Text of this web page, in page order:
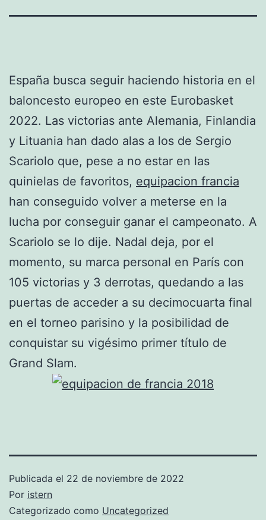
España busca seguir haciendo historia en el
baloncesto europeo en este Eurobasket
2022. Las victorias ante Alemania, Finlandia
y Lituania han dado alas a los de Sergio
Scariolo que, pese a no estar en las
quinielas de favoritos, equipacion francia
han conseguido volver a meterse en la
lucha por conseguir ganar el campeonato. A
Scariolo se lo dije. Nadal deja, por el
momento, su marca personal en París con
105 victorias y 3 derrotas, quedando a las
puertas de acceder a su decimocuarta final
en el torneo parisino y la posibilidad de
conquistar su vigésimo primer título de
Grand Slam.
Publicada el 22 de noviembre de 2022
Por istern
Categorizado como Uncategorized